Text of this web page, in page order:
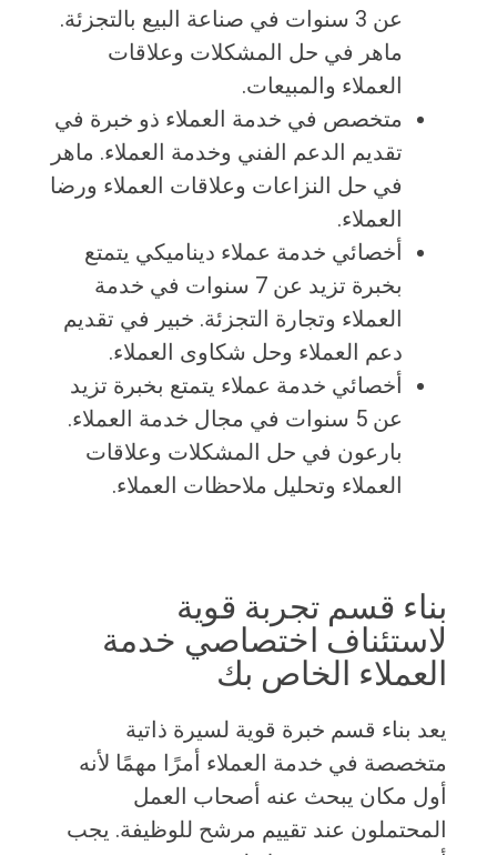
عن 3 سنوات في صناعة البيع بالتجزئة.
ماهر في حل المشكلات وعلاقات
العملاء والمبيعات.
متخصص في خدمة العملاء ذو ​​خبرة في
تقديم الدعم الفني وخدمة العملاء. ماهر
في حل النزاعات وعلاقات العملاء ورضا
العملاء.
أخصائي خدمة عملاء ديناميكي يتمتع
بخبرة تزيد عن 7 سنوات في خدمة
العملاء وتجارة التجزئة. خبير في تقديم
دعم العملاء وحل شكاوى العملاء.
أخصائي خدمة عملاء يتمتع بخبرة تزيد
عن 5 سنوات في مجال خدمة العملاء.
بارعون في حل المشكلات وعلاقات
العملاء وتحليل ملاحظات العملاء.
بناء قسم تجربة قوية
لاستئناف اختصاصي خدمة
العملاء الخاص بك
يعد بناء قسم خبرة قوية لسيرة ذاتية
متخصصة في خدمة العملاء أمرًا مهمًا لأنه
أول مكان يبحث عنه أصحاب العمل
المحتملون عند تقييم مرشح للوظيفة. يجب